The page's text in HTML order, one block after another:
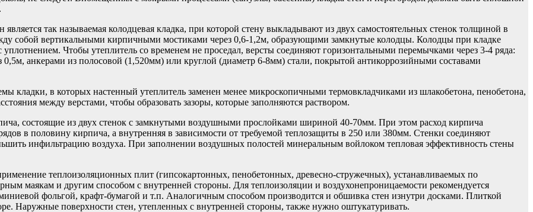
так называемая колодцевая кладка, при которой стену выкладывают из двух самостоятельных стенок толщиной в
собой вертикальными кирпичными мостиками через 0,6-1,2м, образующими замкнутые колодцы. Колодцы при кладке
Чтобы утеплитель со временем не проседал, версты соединяют горизонтальными перемычками через 3-4 ряда:
анкерами из полосовой (1,520мм) или круглой (диаметр 6-8мм) стали, покрытой антикоррозийными составами
кладки, в которых настенный утеплитель заменен менее микроскопичными термовкладчиками из шлакобетона, пенобетона,
между верстами, чтобы образовать зазоры, которые заполняются раствором.
состоящие из двух стенок с замкнутыми воздушными прослойками шириной 40-70мм. При этом расход кирпича
в половину кирпича, а внутренняя в зависимости от требуемой теплозащиты в 250 или 380мм. Стенки соединяют
инфильтрацию воздуха. При заполнении воздушных полостей минеральным войлоком тепловая эффективность стены
теплоизоляционных плит (гипсокартонных, пенобетонных, древесно-стружечных), устанавливаемых по
маякам и другим способом с внутренней стороны. Для теплоизоляции и воздухонепроницаемости рекомендуется
фольгой, крафт-бумагой и т.п. Аналогичным способом производится и обшивка стен изнутри досками. Плиткой
Наружные поверхности стен, утепленных с внутренней стороны, также нужно оштукатуривать.